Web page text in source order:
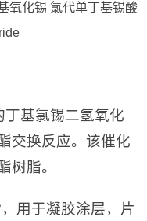
氧化锡 氯代单丁基锡酸
基氯锡二氢氧化
交换反应。该催化
树脂。
用于凝胶涂层，片